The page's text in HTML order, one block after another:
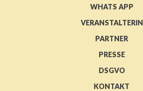
WHATS APP
VERANSTALTERIN
PARTNER
PRESSE
DSGVO
KONTAKT